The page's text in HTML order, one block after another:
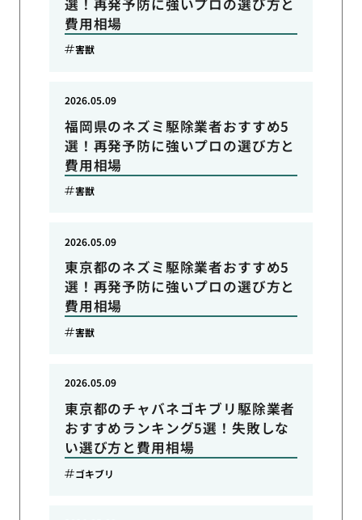
選！再発予防に強いプロの選び方と
費用相場
害獣
福岡県のネズミ駆除業者おすすめ5
選！再発予防に強いプロの選び方と
費用相場
2026.05.09
害獣
東京都のネズミ駆除業者おすすめ5
選！再発予防に強いプロの選び方と
費用相場
2026.05.09
害獣
東京都のチャバネゴキブリ駆除業者
おすすめランキング5選！失敗しな
い選び方と費用相場
2026.05.09
ゴキブリ